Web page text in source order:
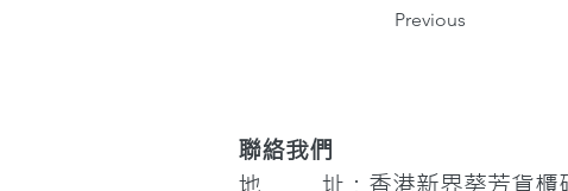
Previous
聯絡我們
地 址：香港新界葵芳貨櫃